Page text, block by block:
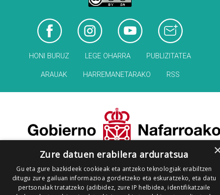
HONI BURUZ LEGE OHARRA PUBLIZITATEA
ARAUAK HARREMANETARAKO RSS
Zure datuen erabilera arduratsua
Gu eta gure bazkideek cookieak eta antzeko teknologiak erabiltzen
ditugu zure gailuan informazioa gordetzeko eta eskuratzeko, eta datu
pertsonalak tratatzeko (adibidez, zure IP helbidea, identifikatzaile